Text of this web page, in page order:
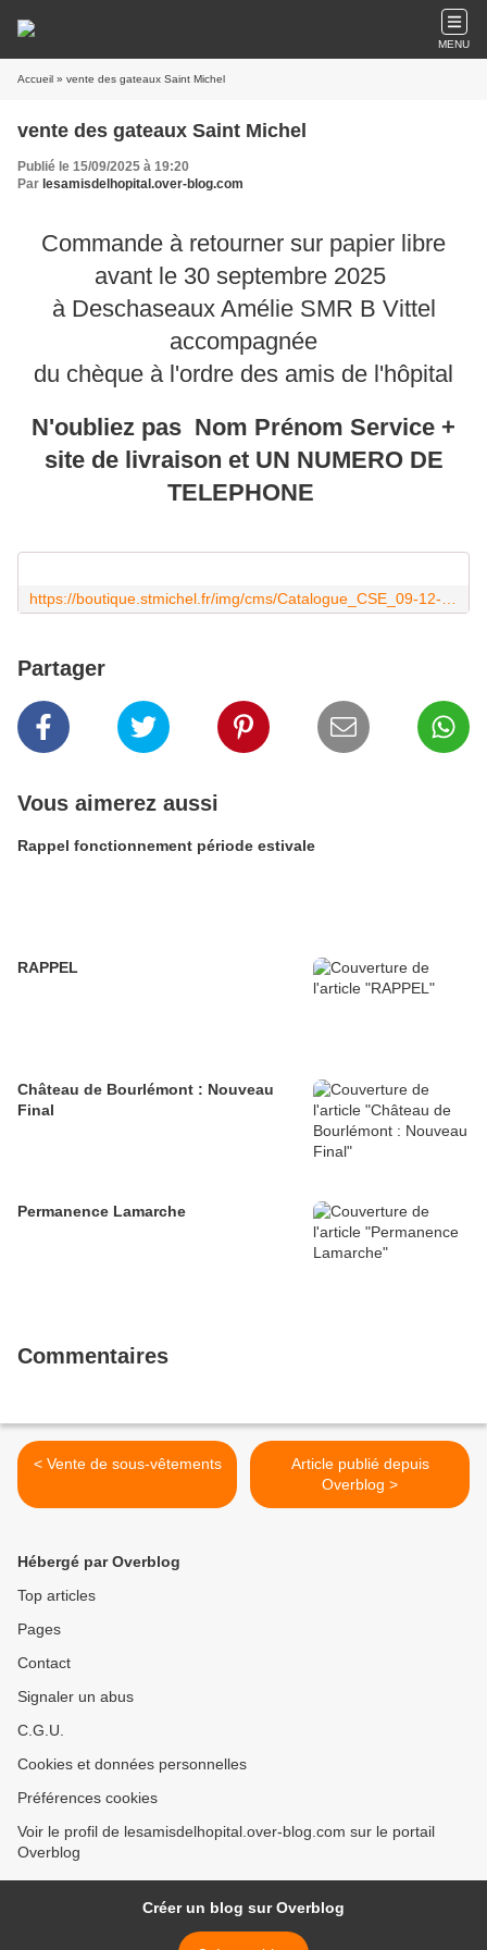
MENU
Accueil » vente des gateaux Saint Michel
vente des gateaux Saint Michel
Publié le 15/09/2025 à 19:20
Par lesamisdelhopital.over-blog.com
Commande à retourner sur papier libre
avant le 30 septembre 2025
à Deschaseaux Amélie SMR B Vittel
accompagnée
du chèque à l'ordre des amis de l'hôpital
N'oubliez pas Nom Prénom Service +
site de livraison et UN NUMERO DE
TELEPHONE
Partager
Vous aimerez aussi
Rappel fonctionnement période estivale
RAPPEL
Château de Bourlémont : Nouveau
Final
Permanence Lamarche
Commentaires
< Vente de sous-vêtements
Article publié depuis
Overblog >
Hébergé par Overblog
Top articles
Pages
Contact
Signaler un abus
C.G.U.
Cookies et données personnelles
Préférences cookies
Voir le profil de lesamisdelhopital.over-blog.com sur le portail
Overblog
Créer un blog sur Overblog